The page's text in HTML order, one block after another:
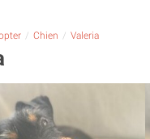
Chien Valeria